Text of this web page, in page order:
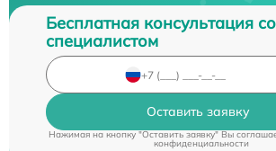
Бесплатная консультация со
специалистом
Оставить заявку
Нажимая на кнопку "Оставить заявку" Вы
конфиденциальности